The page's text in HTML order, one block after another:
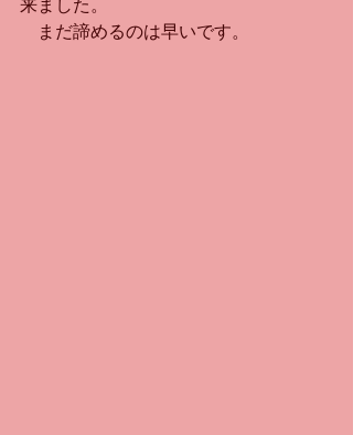
来ました。
まだ諦めるのは早いです。